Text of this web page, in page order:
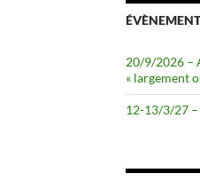
20/9/2026 –
« largement
12-13/3/27 –